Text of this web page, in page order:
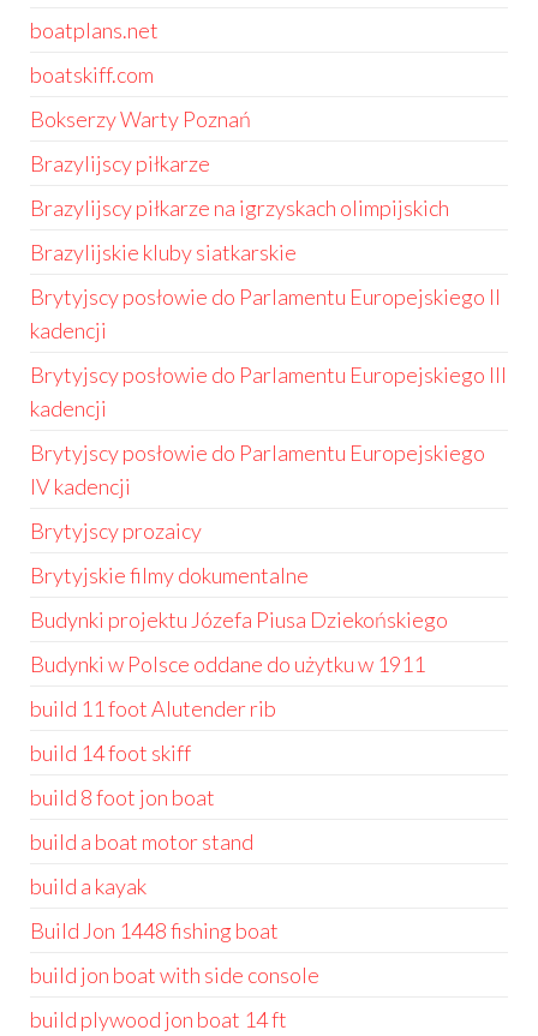
boatplans.net
boatskiff.com
Bokserzy Warty Poznań
Brazylijscy piłkarze
Brazylijscy piłkarze na igrzyskach olimpijskich
Brazylijskie kluby siatkarskie
Brytyjscy posłowie do Parlamentu Europejskiego II
kadencji
Brytyjscy posłowie do Parlamentu Europejskiego III
kadencji
Brytyjscy posłowie do Parlamentu Europejskiego
IV kadencji
Brytyjscy prozaicy
Brytyjskie filmy dokumentalne
Budynki projektu Józefa Piusa Dziekońskiego
Budynki w Polsce oddane do użytku w 1911
build 11 foot Alutender rib
build 14 foot skiff
build 8 foot jon boat
build a boat motor stand
build a kayak
Build Jon 1448 fishing boat
build jon boat with side console
build plywood jon boat 14 ft